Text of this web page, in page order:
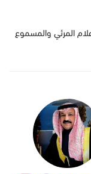
المرئي والمسموع